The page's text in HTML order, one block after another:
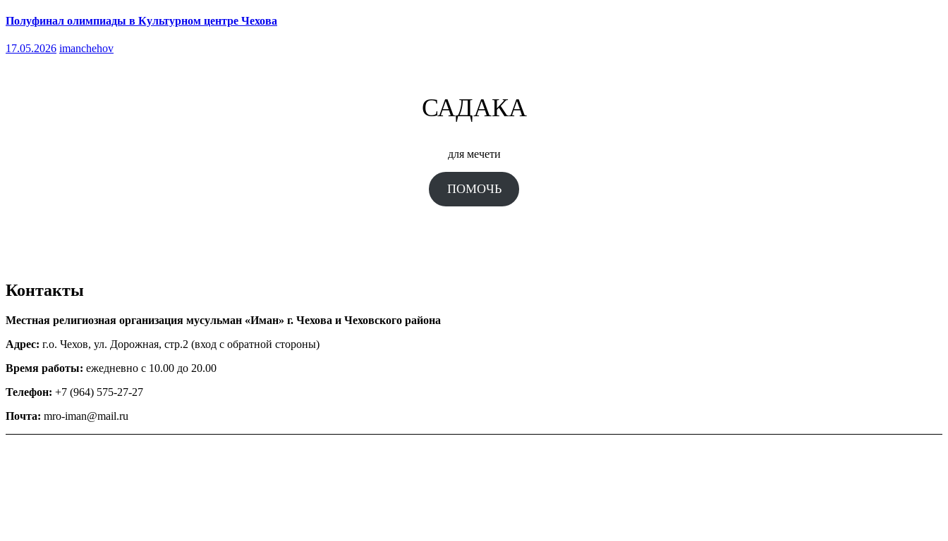
Полуфинал олимпиады в Культурном центре Чехова
17.05.2026 imanchehov
САДАКА
для мечети
ПОМОЧЬ
Контакты
Местная религиозная организация мусульман «Иман» г. Чехова и Чеховского района
Адрес: г.о. Чехов, ул. Дорожная, стр.2 (вход с обратной стороны)
Время работы: ежедневно с 10.00 до 20.00
Телефон: +7 (964) 575-27-27
Почта: mro-iman@mail.ru